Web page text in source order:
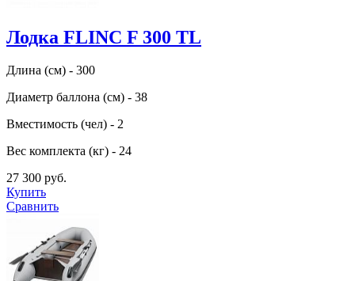
Лодка FLINC F 300 TL
Длина (см) - 300
Диаметр баллона (см) - 38
Вместимость (чел) - 2
Вес комплекта (кг) - 24
27 300 руб.
Купить
Сравнить